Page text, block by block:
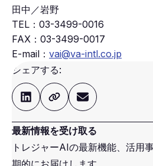
田中／岩野
TEL： 03-3499-0016
FAX： 03-3499-0017
E-mail： vai@va-intl.co.jp
シェアする:
最新情報を受け取る
トレジャーAIの最新機能、活用
期的にお届けします。